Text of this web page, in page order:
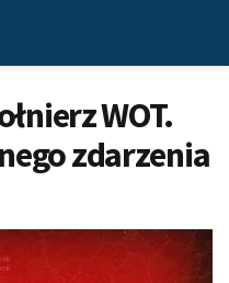
WOT.
zdarzenia